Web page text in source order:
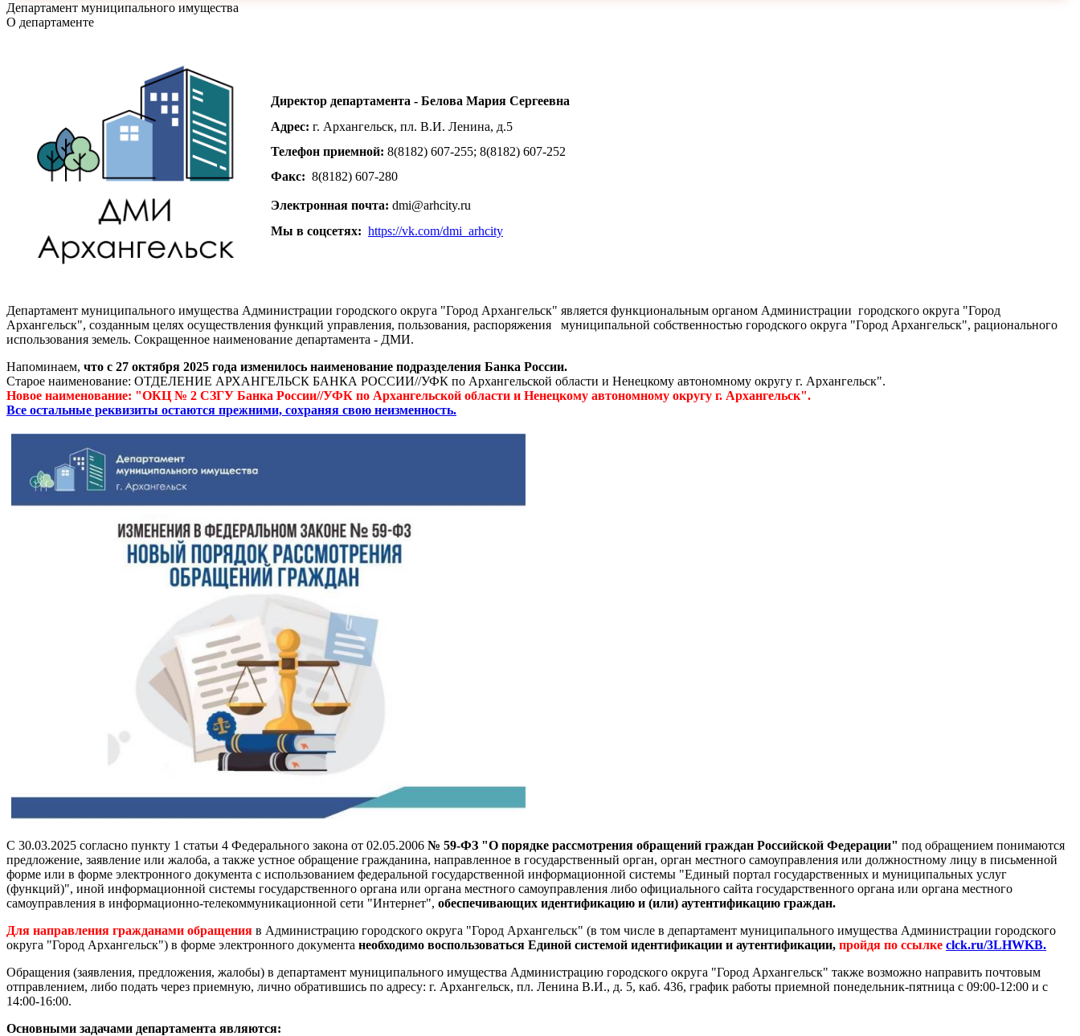
Департамент муниципального имущества
О департаменте
Директор департамента - Белова Мария Сергеевна
Адрес: г. Архангельск, пл. В.И. Ленина, д.5
Телефон приемной: 8(8182) 607-255; 8(8182) 607-252
Факс: 8(8182) 607-280
Электронная почта: dmi@arhcity.ru
Мы в соцсетях: https://vk.com/dmi_arhcity
Департамент муниципального имущества Администрации городского округа "Город Архангельск" является функциональным органом Администрации городского округа "Город
Архангельск", созданным целях осуществления функций управления, пользования, распоряжения
муниципальной собственностью городского округа "Город Архангельск", рационального
использования земель. Сокращенное наименование департамента - ДМИ.
Напоминаем, что с 27 октября 2025 года изменилось наименование подразделения Банка России.
Старое наименование: ОТДЕЛЕНИЕ АРХАНГЕЛЬСК БАНКА РОССИИ//УФК по Архангельской области и Ненецкому автономному округу г. Архангельск".
Новое наименование: "ОКЦ № 2 СЗГУ Банка России//УФК по Архангельской области и Ненецкому автономному округу г. Архангельск".
Все остальные реквизиты остаются прежними, сохраняя свою неизменность.
С 30.03.2025 согласно пункту 1 статьи 4 Федерального закона от 02.05.2006 № 59-ФЗ "О порядке рассмотрения обращений граждан Российской Федерации" под обращением понимаются
предложение, заявление или жалоба, а также устное обращение гражданина, направленное в государственный орган, орган местного самоуправления или должностному лицу в письменной
форме или в форме электронного документа с использованием федеральной государственной информационной системы "Единый портал государственных и муниципальных услуг
(функций)", иной информационной системы государственного органа или органа местного самоуправления либо официального сайта государственного органа или органа местного
самоуправления в информационно-телекоммуникационной сети "Интернет", обеспечивающих идентификацию и (или) аутентификацию граждан.
Для направления гражданами обращения в Администрацию городского округа "Город Архангельск" (в том числе в департамент муниципального имущества Администрации городского
округа "Город Архангельск") в форме электронного документа необходимо воспользоваться Единой системой идентификации и аутентификации, пройдя по ссылке clck.ru/3LHWKB.
Обращения (заявления, предложения, жалобы) в департамент муниципального имущества Администрацию городского округа "Город Архангельск" также возможно направить почтовым
отправлением, либо подать через приемную, лично обратившись по адресу: г. Архангельск, пл. Ленина В.И., д. 5, каб. 436, график работы приемной понедельник-пятница с 09:00-12:00 и с
14:00-16:00.
Основными задачами департамента являются: